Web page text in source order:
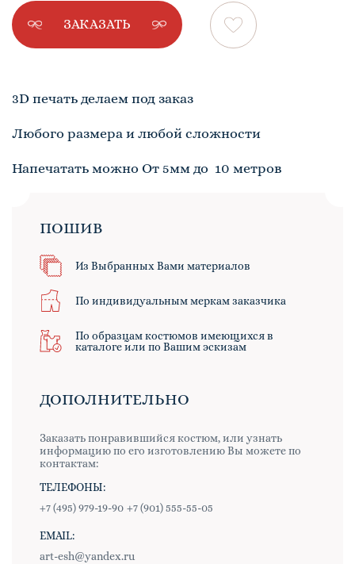
ЗАКАЗАТЬ
3D печать делаем под заказ
Любого размера и любой сложности
Напечатать можно От 5мм до 10 метров
ПОШИВ
Из Выбранных Вами материалов
По индивидуальным меркам заказчика
По образцам костюмов имеющихся в
каталоге или по Вашим эскизам
ДОПОЛНИТЕЛЬНО
Заказать понравившийся костюм, или узнать
информацию по его изготовлению Вы можете по
контактам:
ТЕЛЕФОНЫ:
+7 (495) 979-19-90 +7 (901) 555-55-05
EMAIL:
art-esh@yandex.ru